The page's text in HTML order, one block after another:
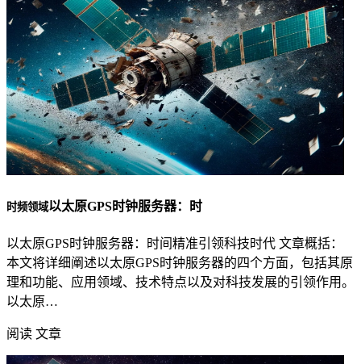
时频领域以太原GPS时钟服务器：时
以太原GPS时钟服务器：时间精准引领科技时代 文章概括：
本文将详细阐述以太原GPS时钟服务器的四个方面，包括其原
理和功能、应用领域、技术特点以及对科技发展的引领作用。
以太原…
阅读 文章